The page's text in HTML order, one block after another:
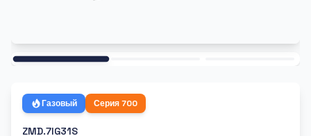
Газовый Серия700
ZMD.7IG31S